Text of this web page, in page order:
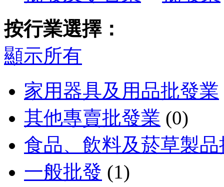
按行業選擇：
顯示所有
家用器具及用品批發業
其他專賣批發業 (0)
食品、飲料及菸草製
一般批發 (1)